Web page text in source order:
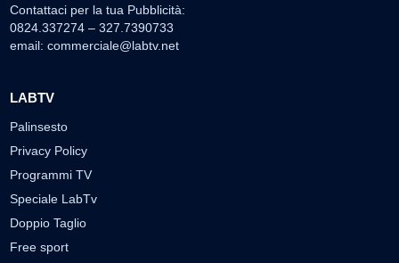
Contattaci per la tua Pubblicità:
0824.337274 – 327.7390733
email: commerciale@labtv.net
LABTV
Palinsesto
Privacy Policy
Programmi TV
Speciale LabTv
Doppio Taglio
Free sport